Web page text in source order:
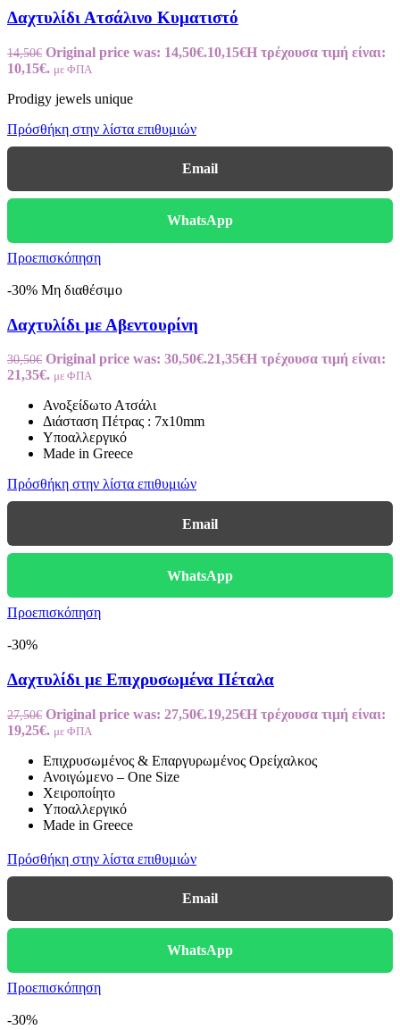
Δαχτυλίδι Ατσάλινο Κυματιστό
14,50€ Original price was: 14,50€.10,15€Η τρέχουσα τιμή είναι:
10,15€. με ΦΠΑ
Prodigy jewels unique
Πρόσθήκη στην λίστα επιθυμιών
Email
WhatsApp
Προεπισκόπηση
-30% Μη διαθέσιμο
Δαχτυλίδι με Αβεντουρίνη
30,50€ Original price was: 30,50€.21,35€Η τρέχουσα τιμή είναι:
21,35€. με ΦΠΑ
Ανοξείδωτο Ατσάλι
Διάσταση Πέτρας : 7x10mm
Υποαλλεργικό
Made in Greece
Πρόσθήκη στην λίστα επιθυμιών
Email
WhatsApp
Προεπισκόπηση
-30%
Δαχτυλίδι με Επιχρυσωμένα Πέταλα
27,50€ Original price was: 27,50€.19,25€Η τρέχουσα τιμή είναι:
19,25€. με ΦΠΑ
Επιχρυσωμένος & Επαργυρωμένος Ορείχαλκος
Ανοιγώμενο – One Size
Χειροποίητο
Υποαλλεργικό
Made in Greece
Πρόσθήκη στην λίστα επιθυμιών
Email
WhatsApp
Προεπισκόπηση
-30%